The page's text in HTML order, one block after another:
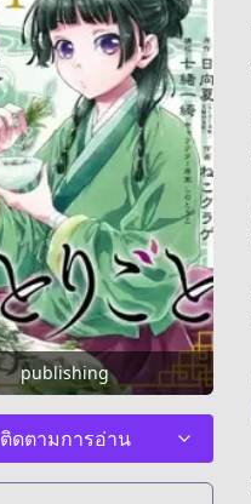
publishing
ติดตามการอ่าน